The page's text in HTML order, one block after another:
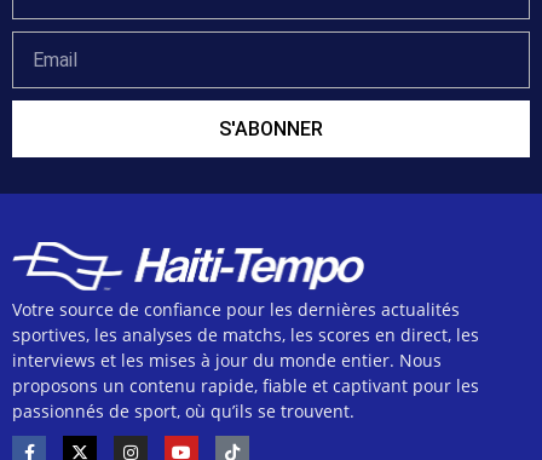
S'ABONNER
Votre source de confiance pour les dernières actualités
sportives, les analyses de matchs, les scores en direct, les
interviews et les mises à jour du monde entier. Nous
proposons un contenu rapide, fiable et captivant pour les
passionnés de sport, où qu’ils se trouvent.